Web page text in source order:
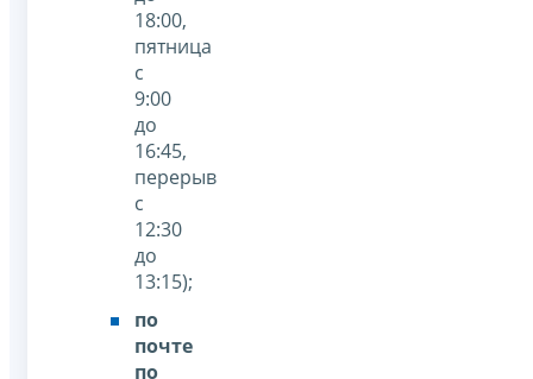
18:00,
пятница
с
9:00
до
16:45,
перерыв
с
12:30
до
13:15);
по
почте
по